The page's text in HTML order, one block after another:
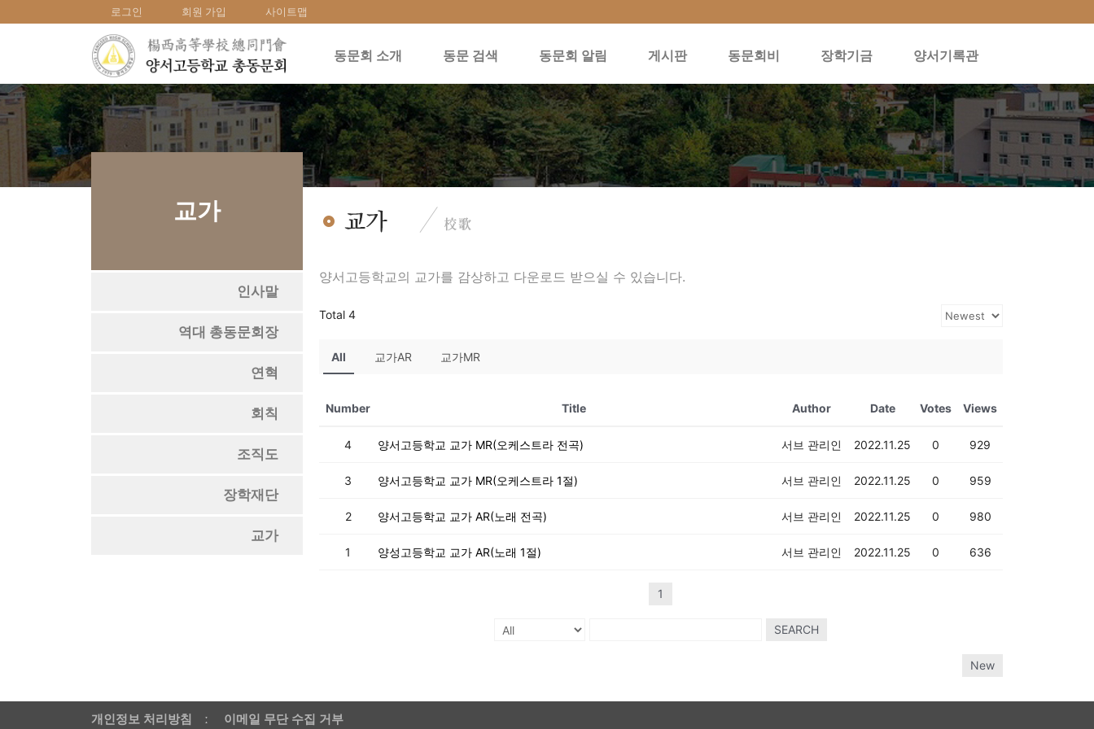
로그인 회원 가입 사이트맵
동문회 소개 동문 검색 동문회 알림 게시판 동문회비 장학기금 양서기록관
교가
인사말
역대 총동문회장
연혁
회칙
조직도
장학재단
교가
양서고등학교의 교가를 감상하고 다운로드 받으실 수 있습니다.
Total 4
All 교가AR 교가MR
Number Title Author Date Votes Views
4 양서고등학교 교가 MR(오케스트라 전곡) 서브 관리인 2022.11.25 0 929
3 양서고등학교 교가 MR(오케스트라 1절) 서브 관리인 2022.11.25 0 959
2 양서고등학교 교가 AR(노래 전곡) 서브 관리인 2022.11.25 0 980
1 양성고등학교 교가 AR(노래 1절) 서브 관리인 2022.11.25 0 636
1
SEARCH
New
개인정보 처리방침 ː 이메일 무단 수집 거부